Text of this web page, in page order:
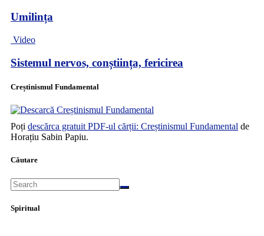
Umilința
Video
Sistemul nervos, conștiința, fericirea
Creștinismul Fundamental
Poți descărca gratuit PDF-ul cărții: Creștinismul Fundamental de
Horațiu Sabin Papiu.
Căutare
Spiritual